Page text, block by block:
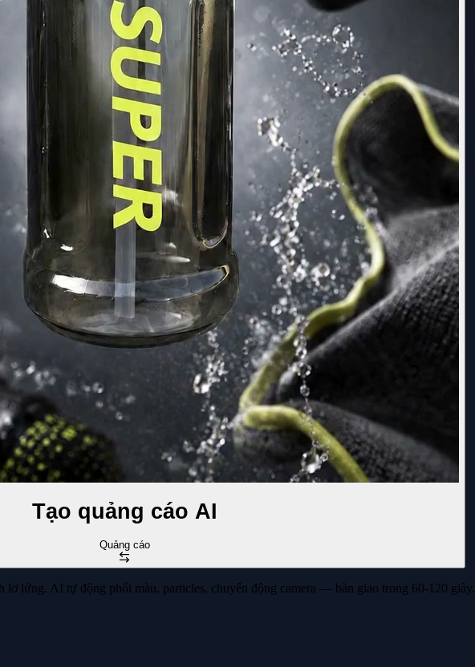
Tạo quảng cáo AI
Quảng cáo
lơ lửng. AI tự động phối màu, particles, chuyển động camera — bàn giao trong 60-120 giây.